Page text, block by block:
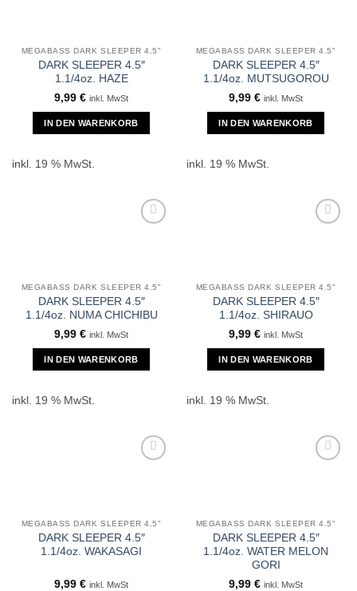
MEGABASS DARK SLEEPER 4.5"
DARK SLEEPER 4.5″
1.1/4oz. HAZE
9,99 € inkl. MwSt
IN DEN WARENKORB
inkl. 19 % MwSt.
MEGABASS DARK SLEEPER 4.5"
DARK SLEEPER 4.5″
1.1/4oz. MUTSUGOROU
9,99 € inkl. MwSt
IN DEN WARENKORB
inkl. 19 % MwSt.
MEGABASS DARK SLEEPER 4.5"
DARK SLEEPER 4.5″
1.1/4oz. NUMA CHICHIBU
9,99 € inkl. MwSt
IN DEN WARENKORB
inkl. 19 % MwSt.
MEGABASS DARK SLEEPER 4.5"
DARK SLEEPER 4.5″
1.1/4oz. SHIRAUO
9,99 € inkl. MwSt
IN DEN WARENKORB
inkl. 19 % MwSt.
MEGABASS DARK SLEEPER 4.5"
DARK SLEEPER 4.5″
1.1/4oz. WAKASAGI
9,99 € inkl. MwSt
MEGABASS DARK SLEEPER 4.5"
DARK SLEEPER 4.5″
1.1/4oz. WATER MELON
GORI
9,99 € inkl. MwSt